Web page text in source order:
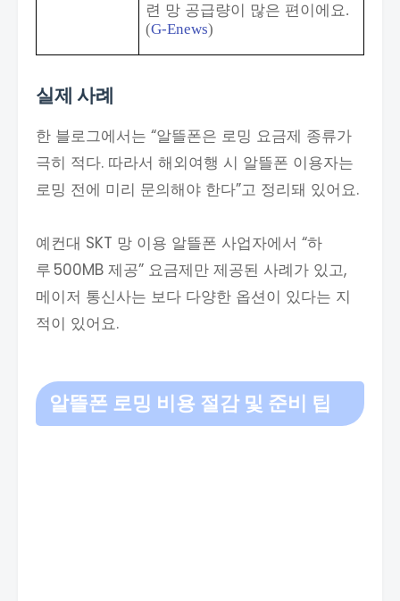
련 망 공급량이 많은 편이에요.
(G-Enews)
실제 사례
한 블로그에서는 “알뜰폰은 로밍 요금제 종류가
극히 적다. 따라서 해외여행 시 알뜰폰 이용자는
로밍 전에 미리 문의해야 한다”고 정리돼 있어요.
예컨대 SKT 망 이용 알뜰폰 사업자에서 “하
루 500MB 제공” 요금제만 제공된 사례가 있고,
메이저 통신사는 보다 다양한 옵션이 있다는 지
적이 있어요.
알뜰폰 로밍 비용 절감 및 준비 팁